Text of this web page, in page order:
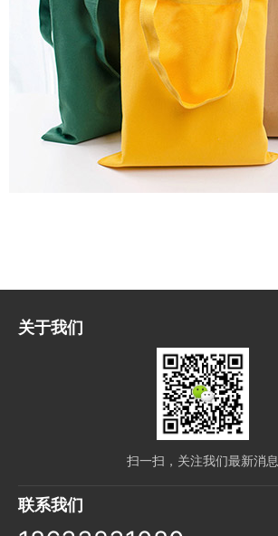
关于我们
扫一扫，关注我们最新消息
联系我们